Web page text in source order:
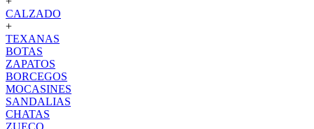
CALZADO
+
TEXANAS
BOTAS
ZAPATOS
BORCEGOS
MOCASINES
SANDALIAS
CHATAS
ZUECO